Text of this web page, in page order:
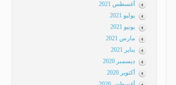
أغسطس 2021
يوليو 2021
يونيو 2021
مارس 2021
يناير 2021
ديسمبر 2020
أكتوبر 2020